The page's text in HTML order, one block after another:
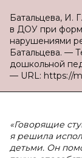
Батальцева, И.
в ДОУ при
нарушениями
Батальцева. —
дошкольной
— URL: https://
«Говорящие
я решила
детьми. Он